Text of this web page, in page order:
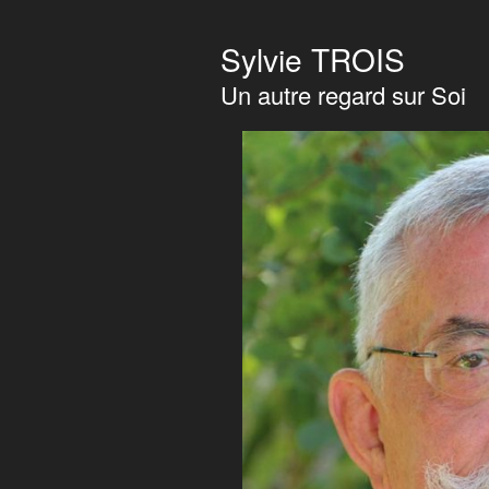
Sylvie TROIS
Un autre regard sur Soi